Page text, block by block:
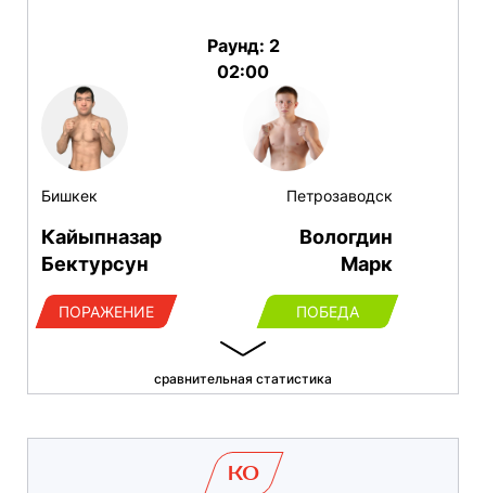
Бишкек
Кайыпназар
Бектурсун
ПОРАЖЕНИЕ
Раунд: 2
02:00
Петрозаводск
Вологдин
Марк
ПОБЕДА
сравнительная статистика
KO